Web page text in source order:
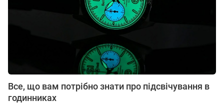
Все, що вам потрібно знати про підсвічування в
годинниках